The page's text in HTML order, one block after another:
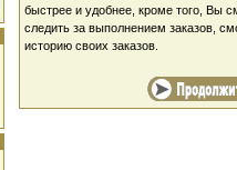
быстрее и удобнее, кроме того, Вы
следить за выполнением заказов,
историю своих заказов.